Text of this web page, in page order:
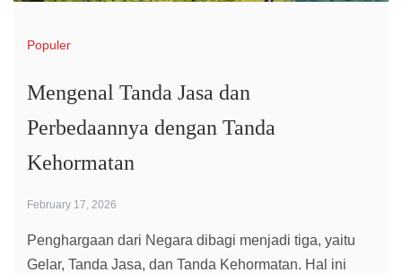
Populer
Mengenal Tanda Jasa dan
Perbedaannya dengan Tanda
Kehormatan
February 17, 2026
Penghargaan dari Negara dibagi menjadi tiga, yaitu
Gelar, Tanda Jasa, dan Tanda Kehormatan. Hal ini